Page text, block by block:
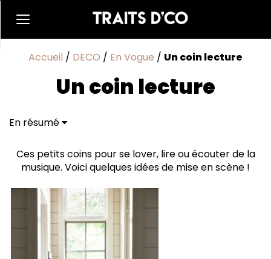
Accueil / DECO / En Vogue / Un coin lecture
Un coin lecture
En résumé
Ces petits coins pour se lover, lire ou écouter de la
musique. Voici quelques idées de mise en scène !